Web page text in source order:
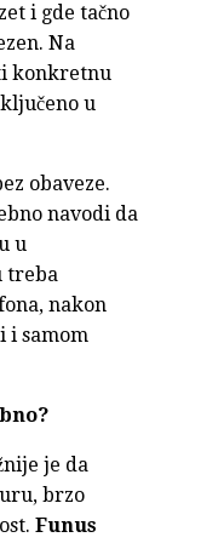
i gde tačno
Na
konkretnu
u
obaveze.
navodi da
u
treba
nakon
i samom
je da
brzo
Funus